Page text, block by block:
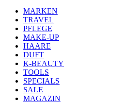
MARKEN
TRAVEL
PFLEGE
MAKE-UP
HAARE
DUFT
K-BEAUTY
TOOLS
SPECIALS
SALE
MAGAZIN